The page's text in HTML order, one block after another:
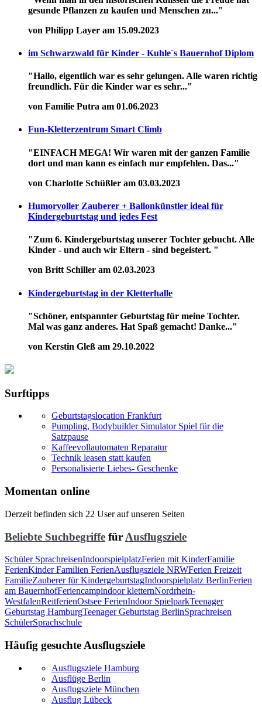
gesunde Pflanzen zu kaufen und Menschen zu..."
von Philipp Layer am 15.09.2023
im Schwarzwald für Kinder - Kuhle´s Bauernhof Diplom
"Hallo, eigentlich war es sehr gelungen. Alle waren richtig
freundlich. Für die Kinder war es sehr..."
von Familie Putra am 01.06.2023
Fun-Kletterzentrum Smart Climb
"EINFACH MEGA! Wir waren mit der ganzen Familie
dort und man kann es einfach nur empfehlen. Das..."
von Charlotte Schüßler am 03.03.2023
Humorvoller Zauberer + Ballonkünstler ideal für
Kindergeburtstag und jedes Fest
"Zum 6. Kindergeburtstag unserer Tochter gebucht. Alle
Kinder - und auch wir Eltern - sind begeistert. "
von Britt Schiller am 02.03.2023
Kindergeburtstag in der Kletterhalle
"Schöner, entspannter Geburtstag für meine Tochter.
Mal was ganz anderes. Hat Spaß gemacht! Danke..."
von Kerstin Gleß am 29.10.2022
Surftipps
Geburtstagslocation Frankfurt
Pumpling, Bodybuilder Simulator Spiel für die
Satzpause
Kaffeevollautomaten Reparatur
Technik leasen statt kaufen
Personalisierte Liebes- Geschenke
Momentan online
Derzeit befinden sich 22 User auf unseren Seiten
Beliebte Suchbegriffe für Ausflugsziele
Schüler SprachreisenIndoorspielplatzFerien mit KinderFamilie
FerienKinder Familien FerienAusflugsziele NRWFerien Freizeit
FamilieZauberer für KindergeburtstagIndoorspielplatz BerlinFerien
am BauernhofFeriencampindoor kletternNordrhein-
WestfalenReitferienOstsee FerienIndoor SpielparkTeenager
Geburtstag HamburgTeenager Geburtstag BerlinSprachreisen
SchülerSprachschule
Häufig gesuchte Ausflugsziele
Ausflugsziele Hamburg
Ausflüge Berlin
Ausflugsziele München
Ausflug Lübeck